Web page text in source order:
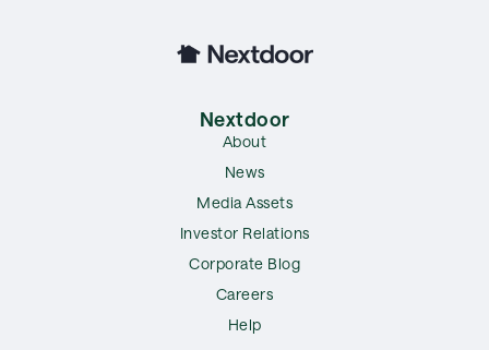
Nextdoor
About
News
Media Assets
Investor Relations
Corporate Blog
Careers
Help